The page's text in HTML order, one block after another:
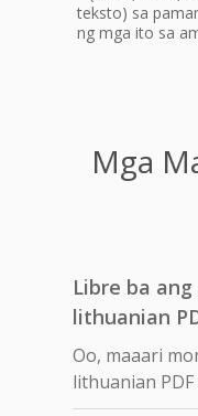
teksto) sa
ng mga ito sa
Mga
Libre ba
lithuanian
Oo, maaari
lithuanian